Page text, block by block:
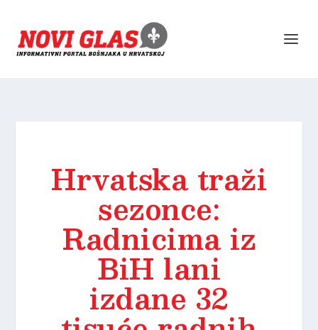
Hrvatska traži
sezonce:
Radnicima iz
BiH lani
izdane 32